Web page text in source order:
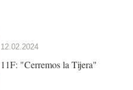
12.02.2024
11F: "Cerremos la Tijera"